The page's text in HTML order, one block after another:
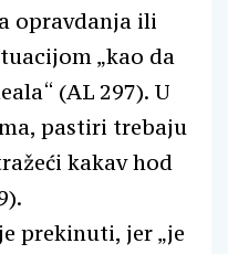
opravdanja ili
„kao da
(AL 297). U
pastiri trebaju
kakav hod
prekinuti, jer „je